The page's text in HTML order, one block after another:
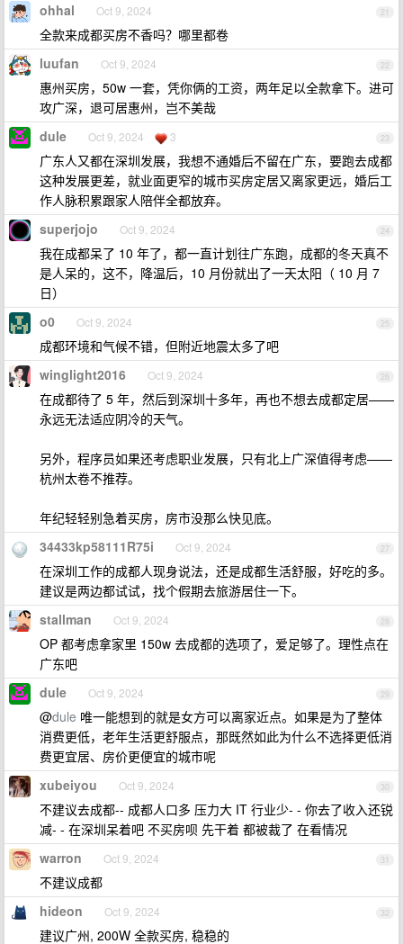
21
ohhal Oct 9, 2024
全款来成都买房不香吗？哪里都卷
22
luufan Oct 9, 2024
惠州买房，50w 一套，凭你俩的工资，两年足以全款拿下。进可
攻广深，退可居惠州，岂不美哉
23
dule Oct 9, 2024 3
广东人又都在深圳发展，我想不通婚后不留在广东，要跑去成都
这种发展更差，就业面更窄的城市买房定居又离家更远，婚后工
作人脉积累跟家人陪伴全都放弃。
24
superjojo Oct 9, 2024
我在成都呆了 10 年了，都一直计划往广东跑，成都的冬天真不
是人呆的，这不，降温后，10 月份就出了一天太阳（ 10 月 7
日）
25
o0 Oct 9, 2024
成都环境和气候不错，但附近地震太多了吧
26
winglight2016 Oct 9, 2024
在成都待了 5 年，然后到深圳十多年，再也不想去成都定居——
永远无法适应阴冷的天气。
另外，程序员如果还考虑职业发展，只有北上广深值得考虑——
杭州太卷不推荐。
年纪轻轻别急着买房，房市没那么快见底。
27
34433kp58111R75i Oct 9, 2024
在深圳工作的成都人现身说法，还是成都生活舒服，好吃的多。
建议是两边都试试，找个假期去旅游居住一下。
28
stallman Oct 9, 2024
OP 都考虑拿家里 150w 去成都的选项了，爱足够了。理性点在
广东吧
29
dule Oct 9, 2024
@dule 唯一能想到的就是女方可以离家近点。如果是为了整体
消费更低，老年生活更舒服点，那既然如此为什么不选择更低消
费更宜居、房价更便宜的城市呢
30
xubeiyou Oct 9, 2024
不建议去成都-- 成都人口多 压力大 IT 行业少- - 你去了收入还锐
减- - 在深圳呆着吧 不买房呗 先干着 都被裁了 在看情况
31
warron Oct 9, 2024
不建议成都
32
hideon Oct 9, 2024
建议广州, 200W 全款买房, 稳稳的